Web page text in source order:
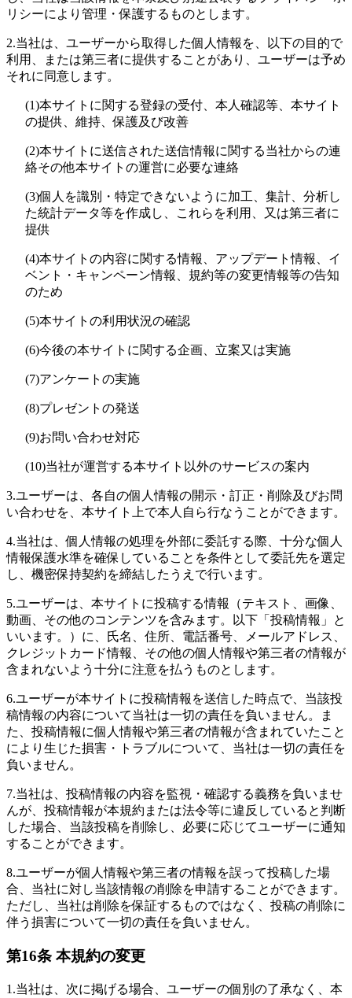
リシーにより管理・保護するものとします。
2.当社は、ユーザーから取得した個人情報を、以下の目的で
利用、または第三者に提供することがあり、ユーザーは予め
それに同意します。
(1)本サイトに関する登録の受付、本人確認等、本サイト
の提供、維持、保護及び改善
(2)本サイトに送信された送信情報に関する当社からの連
絡その他本サイトの運営に必要な連絡
(3)個人を識別・特定できないように加工、集計、分析し
た統計データ等を作成し、これらを利用、又は第三者に
提供
(4)本サイトの内容に関する情報、アップデート情報、イ
ベント・キャンペーン情報、規約等の変更情報等の告知
のため
(5)本サイトの利用状況の確認
(6)今後の本サイトに関する企画、立案又は実施
(7)アンケートの実施
(8)プレゼントの発送
(9)お問い合わせ対応
(10)当社が運営する本サイト以外のサービスの案内
3.ユーザーは、各自の個人情報の開示・訂正・削除及びお問
い合わせを、本サイト上で本人自ら行なうことができます。
4.当社は、個人情報の処理を外部に委託する際、十分な個人
情報保護水準を確保していることを条件として委託先を選定
し、機密保持契約を締結したうえで行います。
5.ユーザーは、本サイトに投稿する情報（テキスト、画像、
動画、その他のコンテンツを含みます。以下「投稿情報」と
いいます。）に、氏名、住所、電話番号、メールアドレス、
クレジットカード情報、その他の個人情報や第三者の情報が
含まれないよう十分に注意を払うものとします。
6.ユーザーが本サイトに投稿情報を送信した時点で、当該投
稿情報の内容について当社は一切の責任を負いません。ま
た、投稿情報に個人情報や第三者の情報が含まれていたこと
により生じた損害・トラブルについて、当社は一切の責任を
負いません。
7.当社は、投稿情報の内容を監視・確認する義務を負いませ
んが、投稿情報が本規約または法令等に違反していると判断
した場合、当該投稿を削除し、必要に応じてユーザーに通知
することができます。
8.ユーザーが個人情報や第三者の情報を誤って投稿した場
合、当社に対し当該情報の削除を申請することができます。
ただし、当社は削除を保証するものではなく、投稿の削除に
伴う損害について一切の責任を負いません。
第16条 本規約の変更
1.当社は、次に掲げる場合、ユーザーの個別の了承なく、本